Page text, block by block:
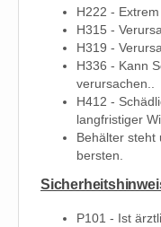
H222 -
H315 -
H319 -
H336 - Kann
verursachen..
H412 -
langfristiger
Behälter steht
bersten.
P101 - Ist